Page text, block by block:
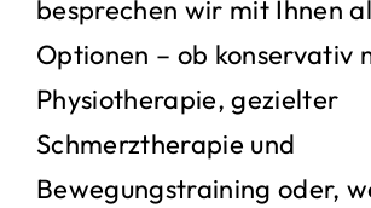
besprechen wir mit Ihnen
Optionen – ob konservativ
Physiotherapie, gezielter
Schmerztherapie und
Bewegungstraining oder,